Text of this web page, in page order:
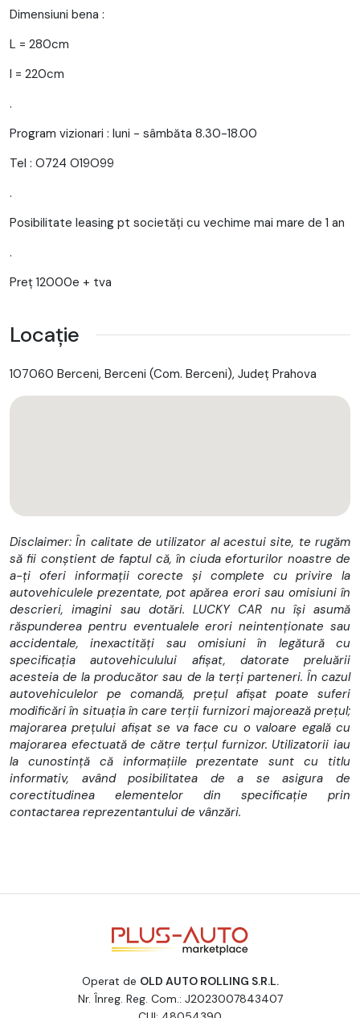
Dimensiuni bena :
L = 280cm
l = 220cm
.
Program vizionari : luni - sâmbăta 8.30-18.00
Tel : O724 O19O99
.
Posibilitate leasing pt societăți cu vechime mai mare de 1 an
.
Preț 12000e + tva
Locație
107060 Berceni, Berceni (Com. Berceni), Județ Prahova
Disclaimer: În calitate de utilizator al acestui site, te rugăm
să fii conștient de faptul că, în ciuda eforturilor noastre de
a-ți oferi informații corecte și complete cu privire la
autovehiculele prezentate, pot apărea erori sau omisiuni în
descrieri, imagini sau dotări. LUCKY CAR nu își asumă
răspunderea pentru eventualele erori neintenționate sau
accidentale, inexactități sau omisiuni în legătură cu
specificația autovehiculului afișat, datorate preluării
acesteia de la producător sau de la terți parteneri. În cazul
autovehiculelor pe comandă, prețul afișat poate suferi
modificări în situația în care terții furnizori majorează prețul;
majorarea prețului afișat se va face cu o valoare egală cu
majorarea efectuată de către terțul furnizor. Utilizatorii iau
la cunostință că informațiile prezentate sunt cu titlu
informativ, având posibilitatea de a se asigura de
corectitudinea elementelor din specificație prin
contactarea reprezentantului de vânzări.
Operat de OLD AUTO ROLLING S.R.L.
Nr. Înreg. Reg. Com.: J2023007843407